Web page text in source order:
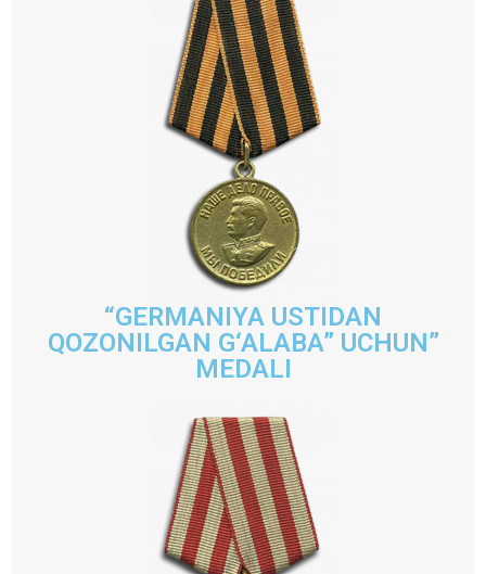
“GERMANIYA USTIDAN
QOZONILGAN G‘ALABA” UCHUN”
MEDALI